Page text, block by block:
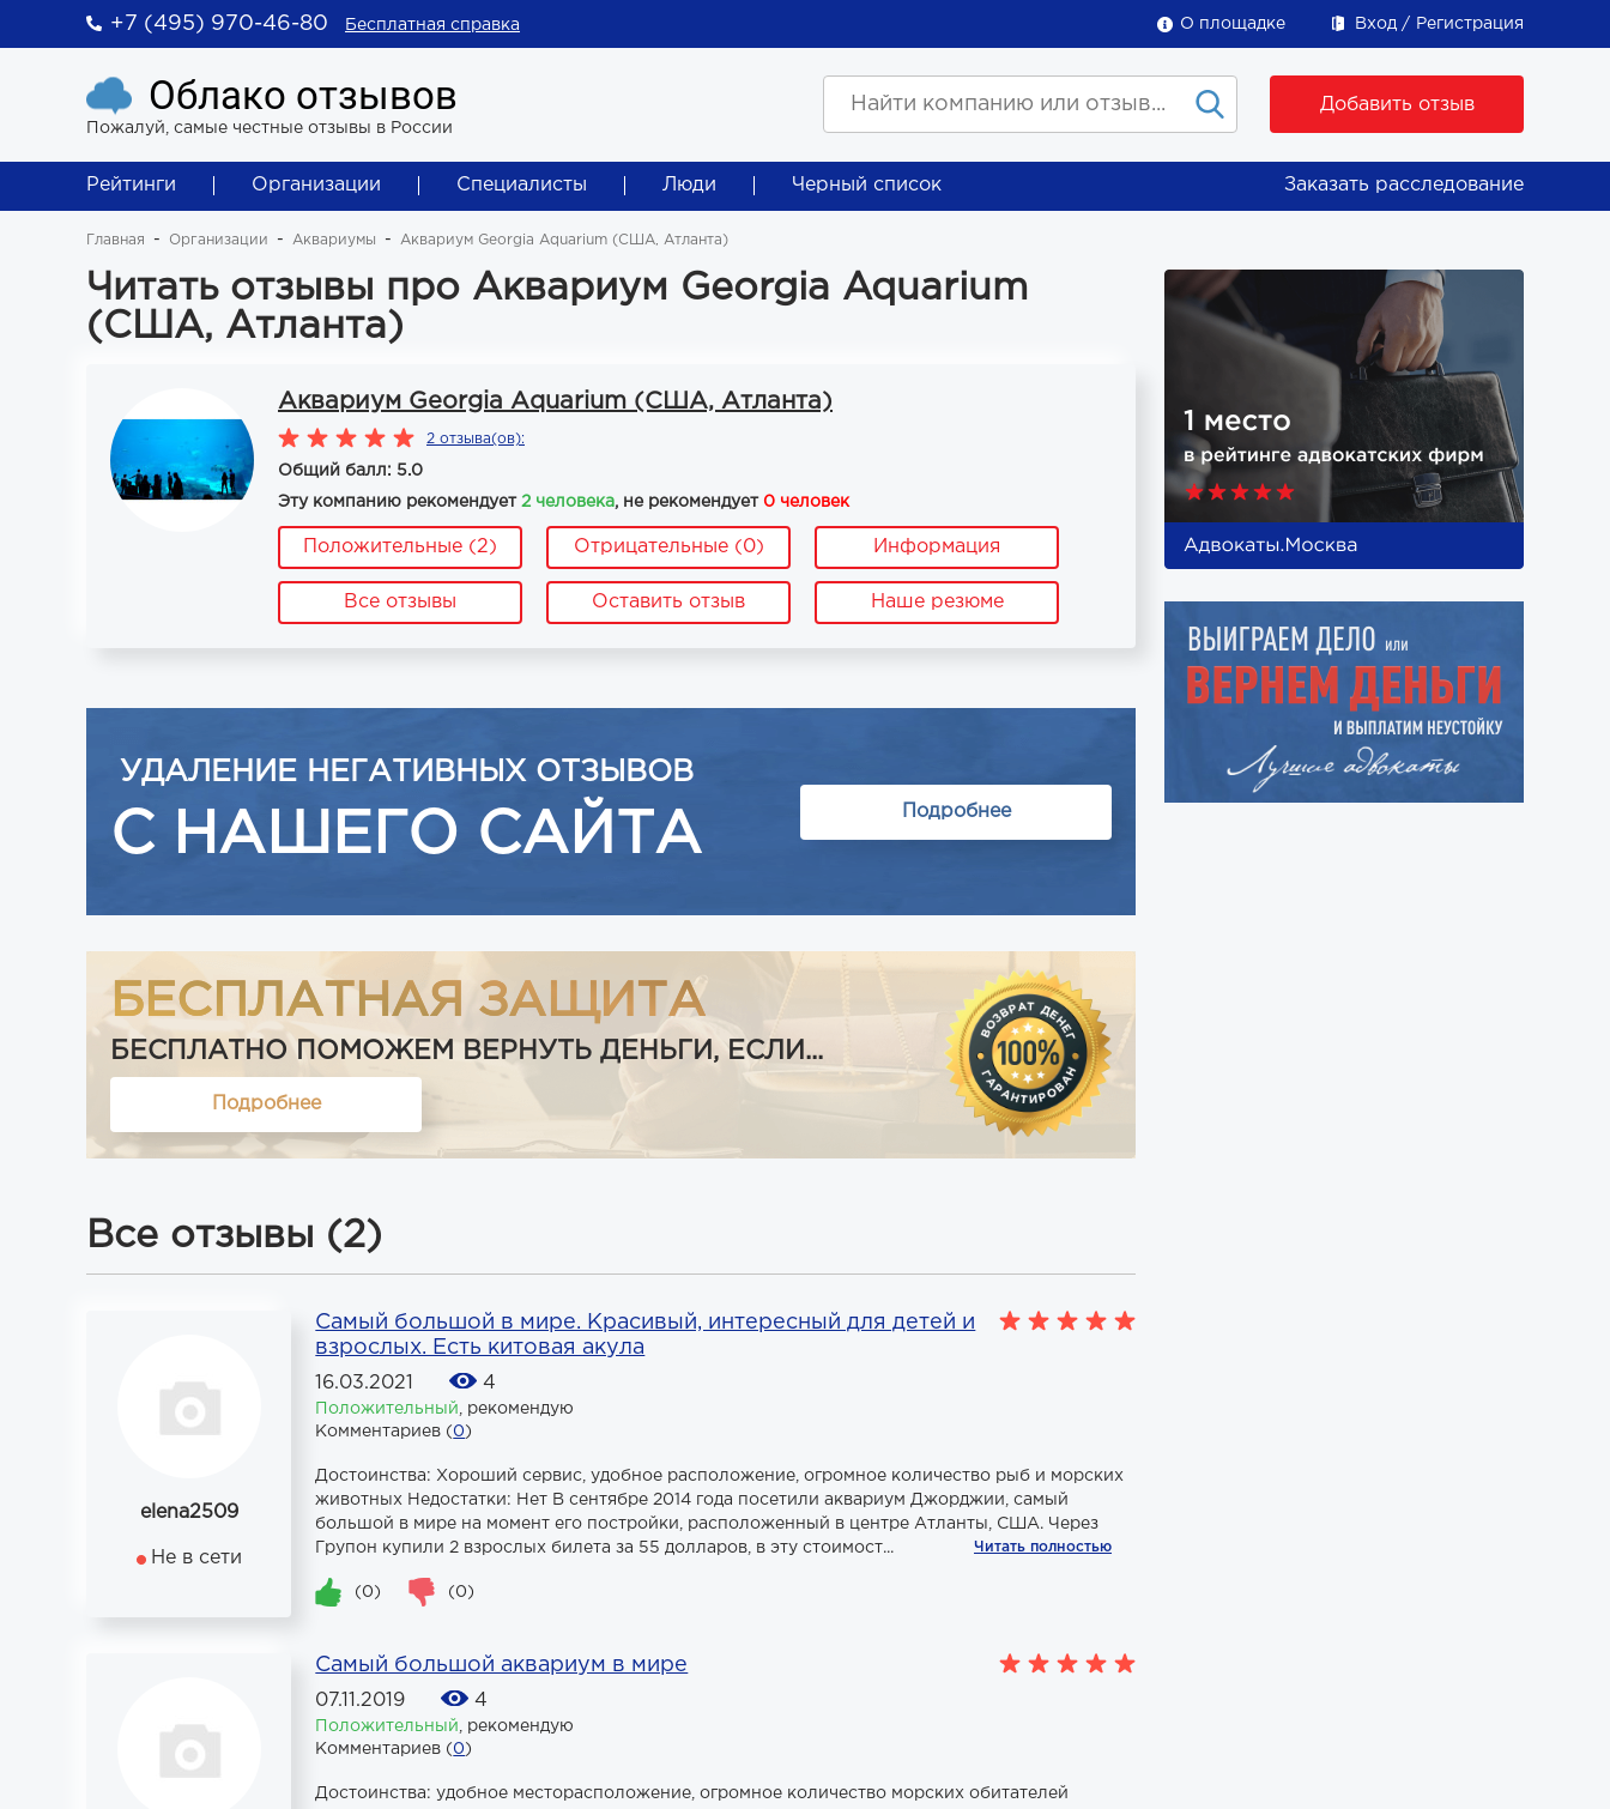
+7 (495) 970-46-80 Бесплатная справка О площадке Вход Регистрация
Облако отзывов
Пожалуй, самые честные отзывы в России
Добавить отзыв
Рейтинги Организации Специалисты Люди Черный список Заказать расследование
Главная Организации Аквариумы Аквариум Georgia Aquarium (США, Атланта)
Читать отзывы про Аквариум Georgia Aquarium
(США, Атланта)
Аквариум Georgia Aquarium (США, Атланта)
2 отзыва(ов):
Общий балл: 5.0
Эту компанию рекомендует 2 человека, не рекомендует 0 человек
Положительные (2) Отрицательные (0) Информация
Все отзывы Оставить отзыв Наше резюме
УДАЛЕНИЕ НЕГАТИВНЫХ ОТЗЫВОВ
С НАШЕГО САЙТА Подробнее
БЕСПЛАТНАЯ ЗАЩИТА
БЕСПЛАТНО ПОМОЖЕМ ВЕРНУТЬ ДЕНЬГИ, ЕСЛИ...
Подробнее
Все отзывы (2)
elena2509
Не в сети
Самый большой в мире. Красивый, интересный для детей и
взрослых. Есть китовая акула
16.03.2021 4
Положительный
рекомендую
Комментариев (0)
Достоинства: Хороший сервис, удобное расположение, огромное количество рыб и морских
животных Недостатки: Нет В сентябре 2014 года посетили аквариум Джорджии, самый
большой в мире на момент его постройки, расположенный в центре Атланты, США. Через
Групон купили 2 взрослых билета за 55 долларов, в эту стоимост...
Читать полностью
(0) (0)
Самый большой аквариум в мире
07.11.2019 4
Положительный
рекомендую
Комментариев (0)
Достоинства: удобное месторасположение, огромное количество морских обитателей